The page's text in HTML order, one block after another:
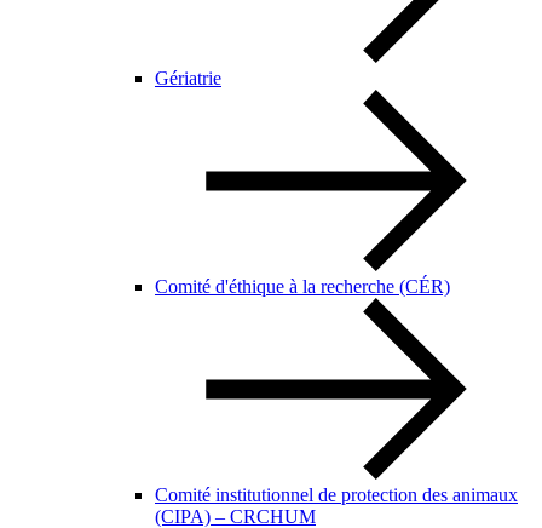
Gériatrie
Comité d'éthique à la recherche (CÉR)
Comité institutionnel de protection des animaux
(CIPA) – CRCHUM